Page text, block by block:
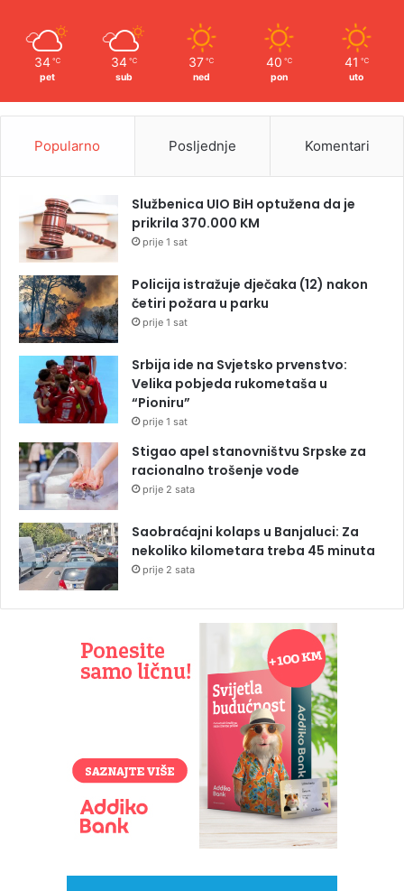
34 ℃
pet
34 ℃
sub
37 ℃
ned
40 ℃
pon
41 ℃
uto
Popularno Posljednje Komentari
Službenica UIO BiH optužena da je
prikrila 370.000 KM
prije 1 sat
Policija istražuje dječaka (12) nakon
četiri požara u parku
prije 1 sat
Srbija ide na Svjetsko prvenstvo:
Velika pobjeda rukometaša u
“Pioniru”
prije 1 sat
Stigao apel stanovništvu Srpske za
racionalno trošenje vode
prije 2 sata
Saobraćajni kolaps u Banjaluci: Za
nekoliko kilometara treba 45 minuta
prije 2 sata